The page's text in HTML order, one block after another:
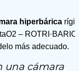
hiperbárica
–
más adecuado.
una cámara